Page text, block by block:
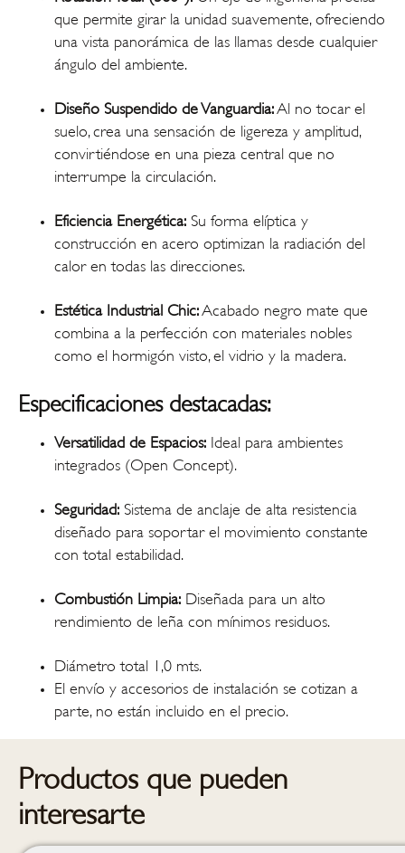
que permite girar la unidad suavemente, ofreciendo
una vista panorámica de las llamas desde cualquier
ángulo del ambiente.
Diseño Suspendido de Vanguardia: Al no tocar el
suelo, crea una sensación de ligereza y amplitud,
convirtiéndose en una pieza central que no
interrumpe la circulación.
Eficiencia Energética: Su forma elíptica y
construcción en acero optimizan la radiación del
calor en todas las direcciones.
Estética Industrial Chic: Acabado negro mate que
combina a la perfección con materiales nobles
como el hormigón visto, el vidrio y la madera.
Especificaciones destacadas:
Versatilidad de Espacios: Ideal para ambientes
integrados (Open Concept).
Seguridad: Sistema de anclaje de alta resistencia
diseñado para soportar el movimiento constante
con total estabilidad.
Combustión Limpia: Diseñada para un alto
rendimiento de leña con mínimos residuos.
Diámetro total 1,0 mts.
El envío y accesorios de instalación se cotizan a
parte, no están incluido en el precio.
Productos que pueden
interesarte